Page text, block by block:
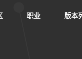
职业 版本